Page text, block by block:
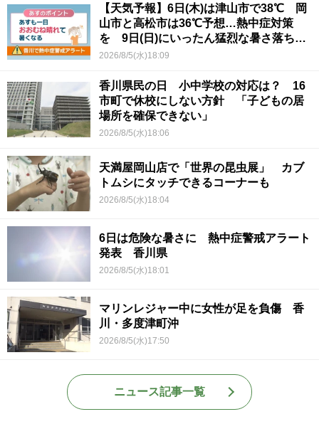
【天気予報】6日(木)は津山市で38℃ 岡
山市と高松市は36℃予想…熱中症対策
を 9日(日)にいったん猛烈な暑さ落ち着
くか
2026/8/5(水)18:09
香川県民の日 小中学校の対応は？ 16
市町で休校にしない方針 「子どもの居
場所を確保できない」
2026/8/5(水)18:06
天満屋岡山店で「世界の昆虫展」 カブ
トムシにタッチできるコーナーも
2026/8/5(水)18:04
6日は危険な暑さに 熱中症警戒アラート
発表 香川県
2026/8/5(水)18:01
マリンレジャー中に女性が足を負傷 香
川・多度津町沖
2026/8/5(水)17:50
ニュース記事一覧